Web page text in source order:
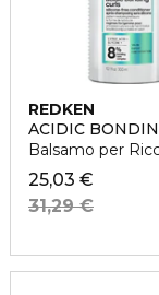
REDKEN
ACIDIC
Balsamo per
25,03 €
31,29 €